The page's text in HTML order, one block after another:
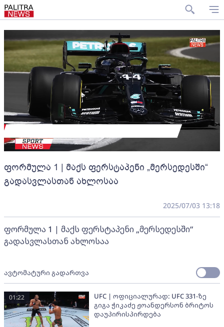
ფორმულა 1 | მაქს ფერსტაპენი „მერსედესში“
გადასვლასთან ახლოსაა
2025/07/03 13:18
ფორმულა 1 | მაქს ფერსტაპენი „მერსედესში“
გადასვლასთან ახლოსაა
ავტომატური გადართვა
UFC | ოფიციალურად: UFC 331-ზე
გიგა ჭიკაძე ჟოანდერსონ ბრიტოს
დაუპირისპირდება
01:22